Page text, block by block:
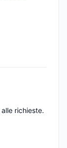
richieste.